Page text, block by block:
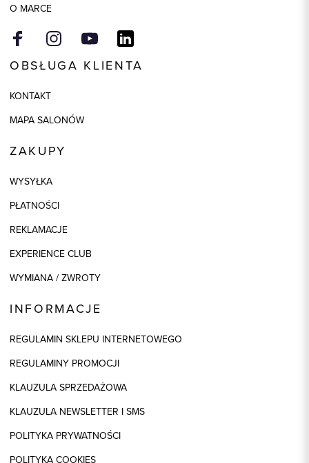
O MARCE
OBSŁUGA KLIENTA
KONTAKT
MAPA SALONÓW
ZAKUPY
WYSYŁKA
PŁATNOŚCI
REKLAMACJE
EXPERIENCE CLUB
WYMIANA / ZWROTY
INFORMACJE
REGULAMIN SKLEPU INTERNETOWEGO
REGULAMINY PROMOCJI
KLAUZULA SPRZEDAŻOWA
KLAUZULA NEWSLETTER I SMS
POLITYKA PRYWATNOŚCI
POLITYKA COOKIES